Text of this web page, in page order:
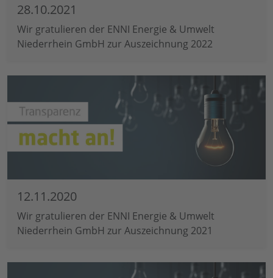
28.10.2021
Wir gratulieren der ENNI Energie & Umwelt
Niederrhein GmbH zur Auszeichnung 2022
12.11.2020
Wir gratulieren der ENNI Energie & Umwelt
Niederrhein GmbH zur Auszeichnung 2021